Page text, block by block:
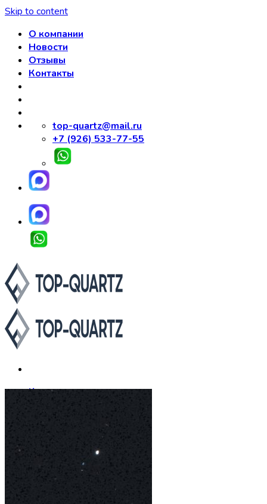
Skip to content
О компании
Новости
Отзывы
Контакты
top-quartz@mail.ru
+7 (926) 533-77-55
Каталог
Caesarstone
Cambria
Compac